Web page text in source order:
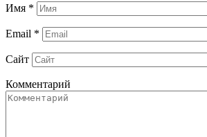
Имя *
Email *
Сайт
Комментарий